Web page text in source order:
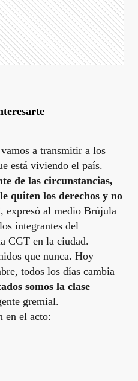
a transmitir a los
está viviendo el país.
de las circunstancias,
quiten los derechos y no
expresó al medio Brújula
integrantes del
CGT en la ciudad.
que nunca. Hoy
todos los días cambia
somos la clase
gremial.
en el acto: